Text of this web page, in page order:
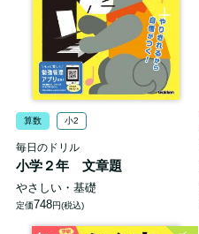
算数 小2
毎日のドリル
小学２年 文章題
やさしい・基礎
定価748円(税込)